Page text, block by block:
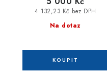
Na dotaz
4 132,23 Kč bez DPH